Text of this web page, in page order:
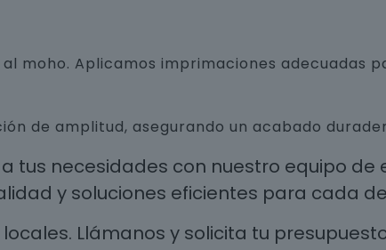
moho. Aplicamos imprimaciones adecuadas
de amplitud, asegurando un acabado
tus necesidades con nuestro equipo de
y soluciones eficientes para cada
Llámanos y solicita tu